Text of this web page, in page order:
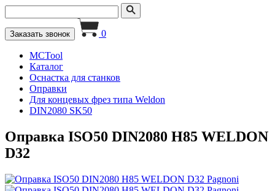
Заказать звонок 0
MCTool
Каталог
Оснастка для станков
Оправки
Для концевых фрез типа Weldon
DIN2080 SK50
Оправка ISO50 DIN2080 H85 WELDON
D32